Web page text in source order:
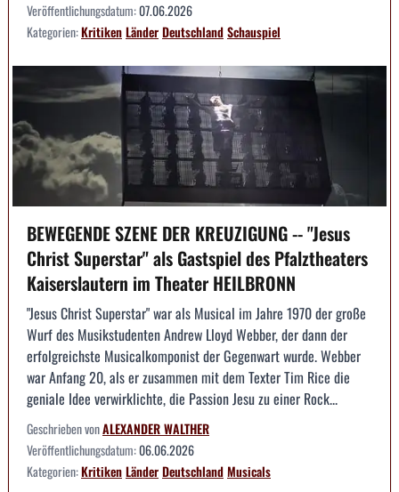
Veröffentlichungsdatum:07.06.2026
Kategorien:KritikenLänderDeutschlandSchauspiel
BEWEGENDE SZENE DER KREUZIGUNG -- "Jesus
Christ Superstar" als Gastspiel des Pfalztheaters
Kaiserslautern im Theater HEILBRONN
"Jesus Christ Superstar" war als Musical im Jahre 1970 der große
Wurf des Musikstudenten Andrew Lloyd Webber, der dann der
erfolgreichste Musicalkomponist der Gegenwart wurde. Webber
war Anfang 20, als er zusammen mit dem Texter Tim Rice die
geniale Idee verwirklichte, die Passion Jesu zu einer Rock...
Geschrieben vonALEXANDER WALTHER
Veröffentlichungsdatum:06.06.2026
Kategorien:KritikenLänderDeutschlandMusicals